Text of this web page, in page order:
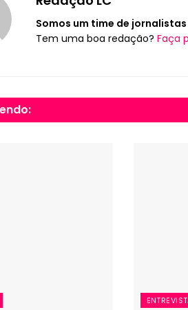
Somos um time de
Tem uma boa redação? Faça